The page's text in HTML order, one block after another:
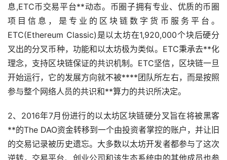
息,ETC币交易平台**动态。币圈子拥有专业、优质的币圈
项目信息，是专业的区块链数字货币 服务平台。
ETC(Ethereum Classic)是以太坊在1,920,000个块后硬分
叉出的分叉币种，功能和以太坊极为类似。ETC秉承去**化
理念，支持区块链保证的共识机制。ETC坚信，区块链一旦
开始运行，它的发展方向就不被****团队所左右，而是按照
参与整个网络人员的共识和**算力的共识所决定。
2、2016年7月份进行的以太坊区块链硬分叉旨在将被黑客
**的The DAO资金转移到一个由投资者掌控的账户，并让旧
的交易记录被历史遗忘。大多数以太坊开发者都参与了这次
逆转，交易平台、创业公司和该生态系统中的其他成员也参